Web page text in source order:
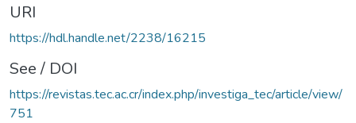
URI
https://hdl.handle.net/2238/16215
See / DOI
https://revistas.tec.ac.cr/index.php/investiga_tec/article/view/
751